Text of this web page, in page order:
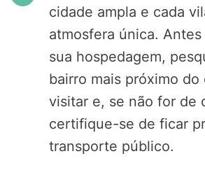
cidade ampla e cada
atmosfera única.
sua hospedagem,
bairro mais próximo do
visitar e, se não for de
certifique-se de ficar
transporte público.